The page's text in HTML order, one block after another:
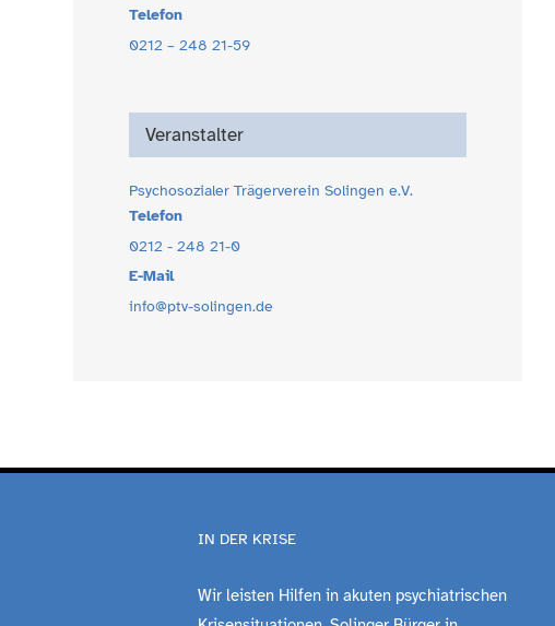
Telefon
0212 – 248 21-59
Veranstalter
Psychosozialer Trägerverein Solingen e.V.
Telefon
0212 - 248 21-0
E-Mail
info@ptv-solingen.de
IN DER KRISE
Wir leisten Hilfen in akuten psychiatrischen